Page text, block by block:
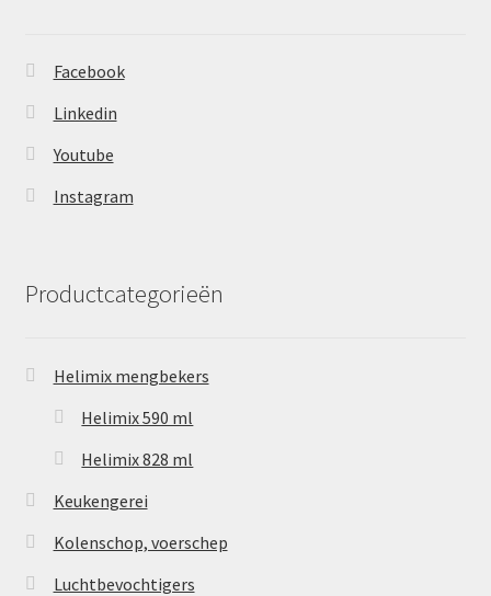
Facebook
Linkedin
Youtube
Instagram
Productcategorieën
Helimix mengbekers
Helimix 590 ml
Helimix 828 ml
Keukengerei
Kolenschop, voerschep
Luchtbevochtigers